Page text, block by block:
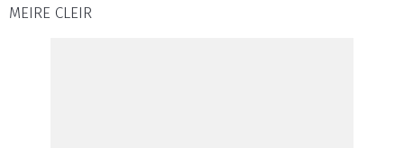
MEIRE CLEIR